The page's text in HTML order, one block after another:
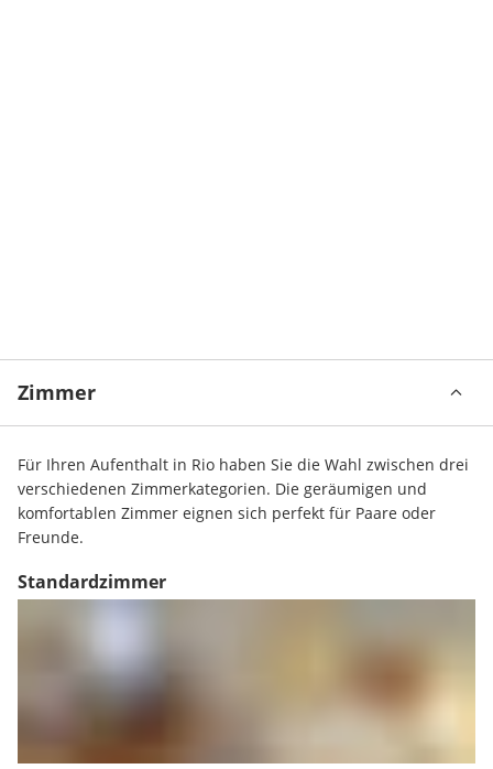
Zimmer
Für Ihren Aufenthalt in Rio haben Sie die Wahl zwischen drei
verschiedenen Zimmerkategorien. Die geräumigen und
komfortablen Zimmer eignen sich perfekt für Paare oder
Freunde.
Standardzimmer